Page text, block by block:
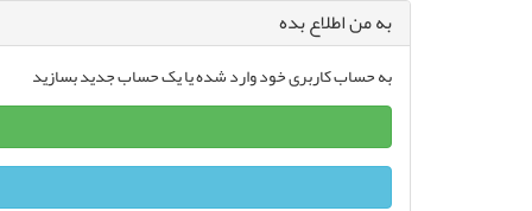
به من اطلاع بده
به حساب کاربری خود وارد شده یا یک حساب جدید بسازید